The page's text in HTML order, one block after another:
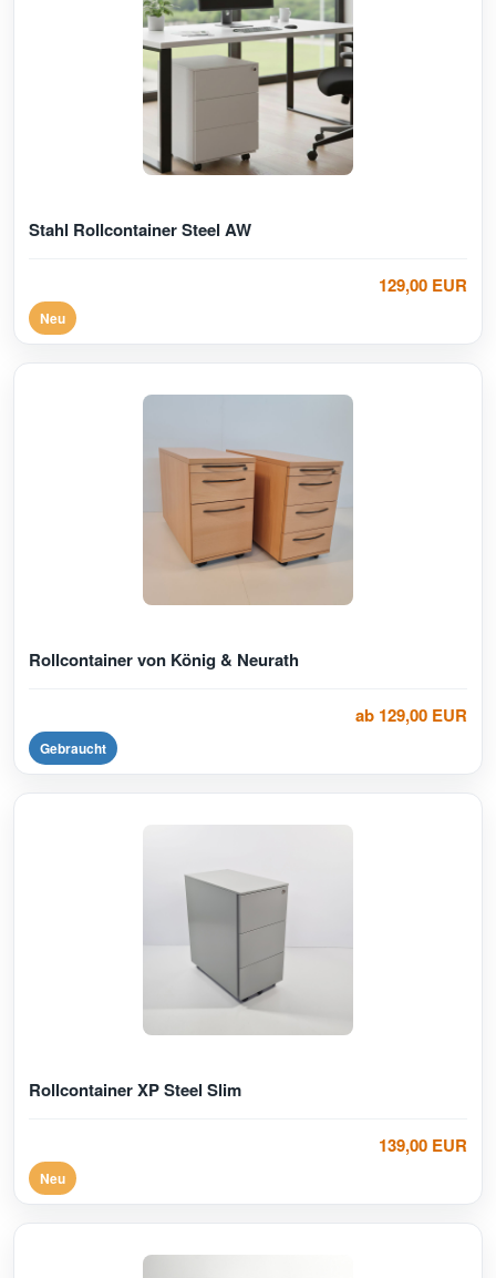
Stahl Rollcontainer Steel AW
129,00 EUR
Neu
Rollcontainer von König & Neurath
ab 129,00 EUR
Gebraucht
Rollcontainer XP Steel Slim
139,00 EUR
Neu